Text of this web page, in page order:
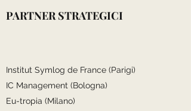
PARTNER STRATEGICI
Institut Symlog de France (Parigi)
IC Management (Bologna)
Eu-tropia (Milano)